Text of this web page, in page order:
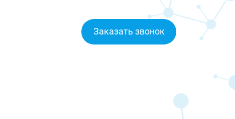
Заказать звонок